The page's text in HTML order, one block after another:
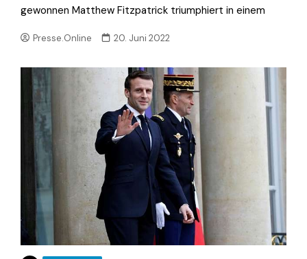
gewonnen Matthew Fitzpatrick triumphiert in einem
Presse.Online 20. Juni 2022